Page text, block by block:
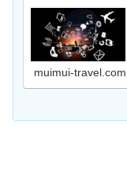
muimui-travel.com